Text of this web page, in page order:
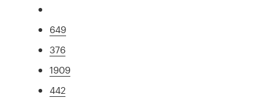
649
376
1909
442